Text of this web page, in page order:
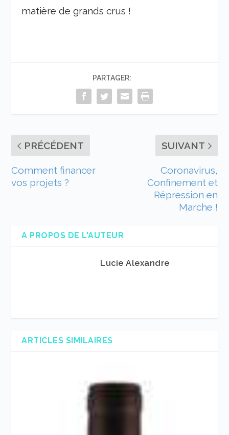
matière de grands crus !
PARTAGER:
PRÉCÉDENT
Comment financer
vos projets ?
SUIVANT
Coronavirus,
Confinement et
Répression en
Marche !
A PROPOS DE L'AUTEUR
Lucie Alexandre
ARTICLES SIMILAIRES